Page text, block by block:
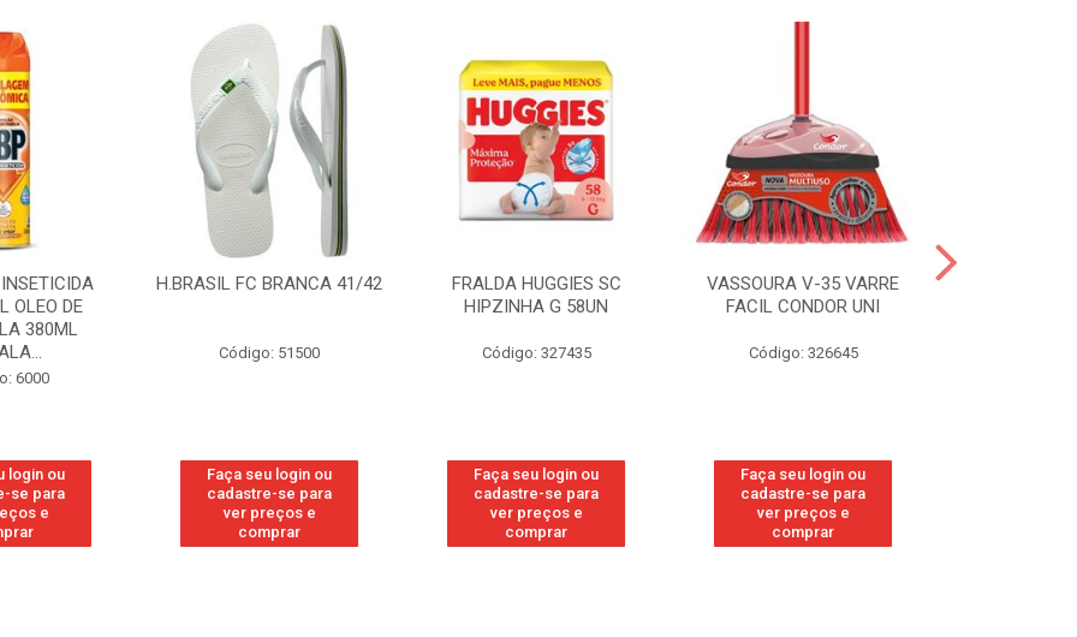
OLEO DE
380ML
6000
login ou
se para
e
H.BRASIL FC BRANCA 41/42
Código: 51500
Faça seu login ou
cadastre-se para
ver preços e
comprar
FRALDA HUGGIES SC
HIPZINHA G 58UN
Código: 327435
Faça seu login ou
cadastre-se para
ver preços e
comprar
VASSOURA V-35 VARRE
FACIL CONDOR UNI
Código: 326645
Faça seu login ou
cadastre-se para
ver preços e
comprar